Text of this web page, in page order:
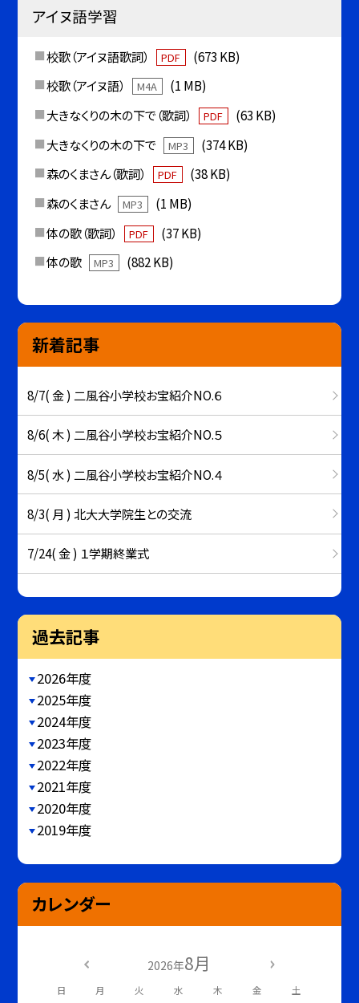
アイヌ語学習
校歌（アイヌ語歌詞） PDF
(673 KB)
校歌（アイヌ語）
M4A
(1 MB)
大きなくりの木の下で（歌詞）
PDF
(63 KB)
大きなくりの木の下で
MP3
(374 KB)
森のくまさん（歌詞）
PDF
(38 KB)
森のくまさん
MP3
(1 MB)
体の歌（歌詞）
PDF
(37 KB)
体の歌
MP3 (882 KB)
新着記事
8/7( 金 ) 二風谷小学校お宝紹介NO.６
8/6( 木 ) 二風谷小学校お宝紹介NO.５
8/5( 水 ) 二風谷小学校お宝紹介NO.４
8/3( 月 ) 北大大学院生との交流
7/24( 金 ) １学期終業式
過去記事
2026年度
2025年度
2024年度
2023年度
2022年度
2021年度
2020年度
2019年度
カレンダー
2026年8月
日 月 火 水 木 金 土